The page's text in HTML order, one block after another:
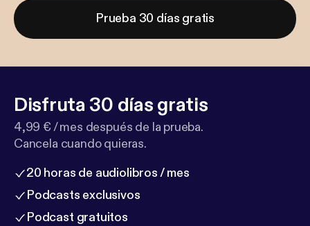
Prueba 30 días gratis
Disfruta 30 días gratis
4,99 € / mes después de la prueba.
Cancela cuando quieras.
20 horas de audiolibros / mes
Podcasts exclusivos
Podcast gratuitos